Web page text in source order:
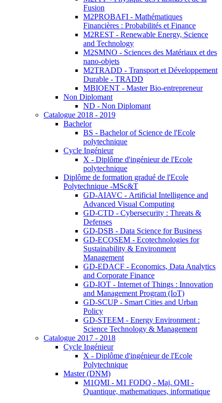
Fusion
M2PROBAFI - Mathématiques
Financières : Probabilités et Finance
M2REST - Renewable Energy, Science
and Technology
M2SMNO - Sciences des Matériaux et des
nano-objets
M2TRADD - Transport et Développement
Durable - TRADD
MBIOENT - Master Bio-entrepreneur
Non Diplomant
ND - Non Diplomant
Catalogue 2018 - 2019
Bachelor
BS - Bachelor of Science de l'Ecole
polytechnique
Cycle Ingénieur
X - Diplôme d'ingénieur de l'Ecole
polytechnique
Diplôme de formation gradué de l'Ecole
Polytechnique -MSc&T
GD-AIAVC - Artificial Intelligence and
Advanced Visual Computing
GD-CTD - Cybersecurity : Threats &
Defenses
GD-DSB - Data Science for Business
GD-ECOSEM - Ecotechnologies for
Sustainability & Environment
Management
GD-EDACF - Economics, Data Analytics
and Corporate Finance
GD-IOT - Internet of Things : Innovation
and Management Program (IoT)
GD-SCUP - Smart Cities and Urban
Policy
GD-STEEM - Energy Environment :
Science Technology & Management
Catalogue 2017 - 2018
Cycle Ingénieur
X - Diplôme d'ingénieur de l'Ecole
Polytechnique
Master (DNM)
M1QMI - M1 FODQ - Maj. QMI -
Quantique, mathematiques, informatique